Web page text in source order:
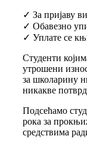
✓ За пријаву
✓ Обавезно
✓ Уплате се
Студенти
утрошени
за школарину
никакве
Подсећамо
рока за
средствима